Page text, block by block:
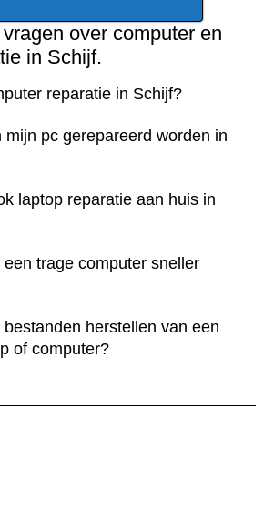
over computer en
in Schijf.
reparatie in Schijf?
mijn pc gerepareerd worden in
laptop reparatie aan huis in
trage computer sneller
herstellen van een
of computer?